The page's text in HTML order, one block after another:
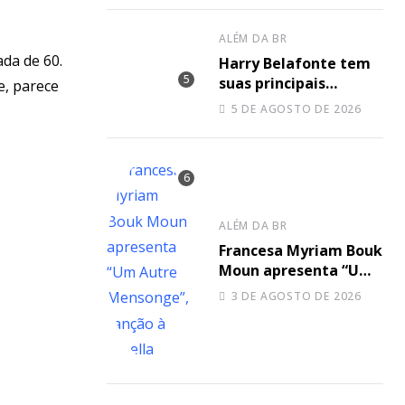
de 60.
parece
hop underground e a
elegância do arranjo
clássico”
ALÉM DA BR
Harry Belafonte tem
suas principais
canções unidas no
5 DE AGOSTO DE 2026
ALÉM DA BR
Francesa Myriam Bouk
Moun apresenta “Um
Autre Mensonge”,
3 DE AGOSTO DE 2026